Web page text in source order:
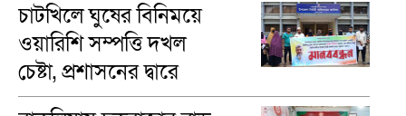
চাটখিলে ঘুষের বিনিময়ে
ওয়ারিশি সম্পত্তি দখল
চেষ্টা, প্রশাসনের দ্বারে
ভুক্তভোগীরা